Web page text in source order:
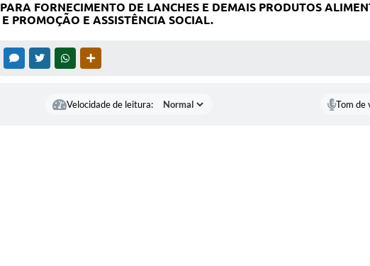
PARA FORNECIMENTO DE LANCHES E DEMAIS PRODUTOS
PROMOÇÃO E ASSISTÊNCIA SOCIAL.
FACEBOOKMESSENGER
TWITTERWHATSAPP
Velocidade de leitura: Tom de